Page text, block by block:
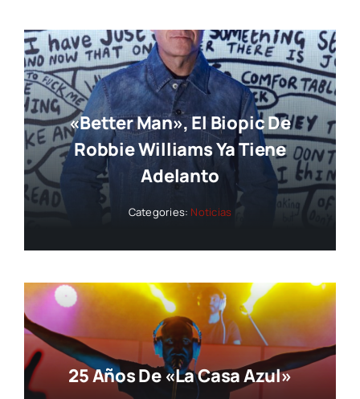
«Better Man», El Biopic De
Robbie Williams Ya Tiene
Adelanto
Categories: Noticias
25 Años De «La Casa Azul»